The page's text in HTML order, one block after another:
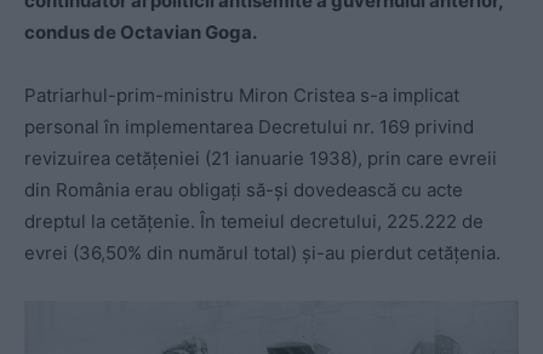
condus de Octavian Goga.
Patriarhul-prim-ministru Miron Cristea s-a implicat
personal în implementarea Decretului nr. 169 privind
revizuirea cetățeniei (21 ianuarie 1938), prin care evreii
din România erau obligați să-și dovedească cu acte
dreptul la cetățenie. În temeiul decretului, 225.222 de
evrei (36,50% din numărul total) și-au pierdut cetățenia.